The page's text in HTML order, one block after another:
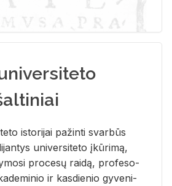
is­to­ri­jai pa­žin­ti svar­būs
uni­ver­si­te­to įkū­ri­mą,
pro­ce­sų rai­dą, pro­fe­so­
ir kas­die­nio gy­ve­ni­